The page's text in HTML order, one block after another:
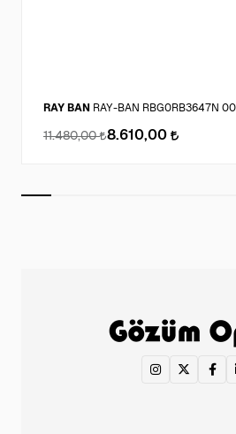
RAY BAN RAY-BAN RBG0RB3647N
11.480,00 8.610,00